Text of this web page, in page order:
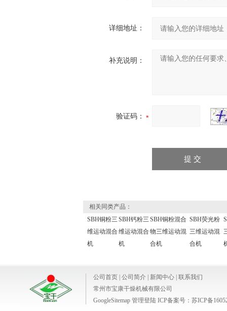
详细地址：
补充说明：
验证码：
相关同类产品：
SBH铜粉三
维运动混合
机
SBH钙粉三
维运动混合
机
SBH铜粉混合
物三维运动混
合机
SBH荧光粉
三维运动混
合机
公司首页 公司简介 新闻中心 联系我们
常州市宝康干燥机械有限公司
GoogleSitemap 管理登陆 ICP备案号： 苏ICP备